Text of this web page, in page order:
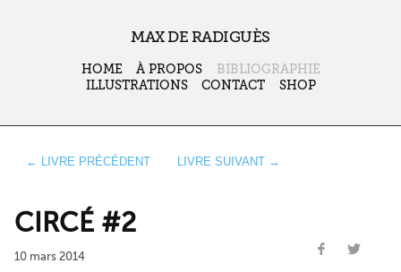
MAX DE RADIGUÈS
HOME À PROPOS
BIBLIOGRAPHIE
ILLUSTRATIONS
CONTACT SHOP
← LIVRE PRÉCÉDENT LIVRE SUIVANT →
CIRCÉ #2
10 mars 2014